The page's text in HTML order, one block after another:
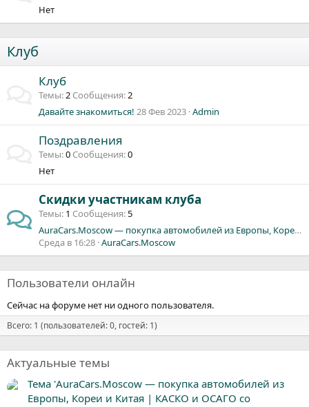
Нет
Клуб
Клуб
Темы 2 Сообщения 2
Давайте знакомиться! 28 Фев 2023 Admin
Поздравления
Темы 0 Сообщения 0
Нет
Скидки участникам клуба
Темы 1 Сообщения 5
AuraCars.Moscow — покупка автомобилей из Европы, Кореи и Китая | КАСКО и ОСАГО со скидками
Среда в 16:28 AuraCars.Moscow
Пользователи онлайн
Сейчас на форуме нет ни одного пользователя.
Всего: 1 (пользователей: 0, гостей: 1)
Актуальные темы
Тема 'AuraCars.Moscow — покупка автомобилей из
Европы, Кореи и Китая | КАСКО и ОСАГО со